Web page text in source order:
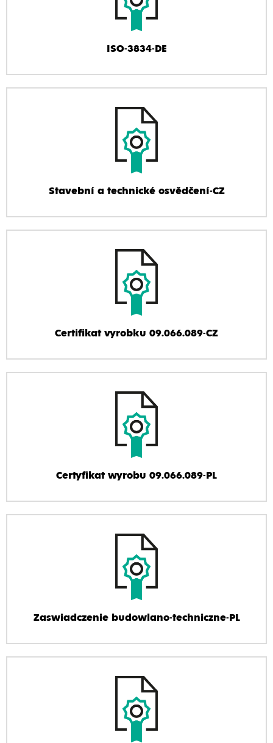
ISO-3834-DE
Stavební a technické osvědčení-CZ
Certifikat vyrobku 09.066.089-CZ
Certyfikat wyrobu 09.066.089-PL
Zaswiadczenie budowlano-techniczne-PL